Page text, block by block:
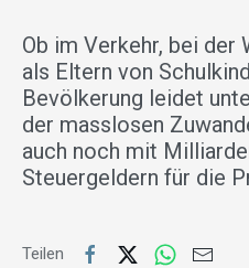
Ob im Verkehr, bei der
als Eltern von
Bevölkerung leidet
der masslosen
auch noch mit
Steuergeldern für die
Teilen